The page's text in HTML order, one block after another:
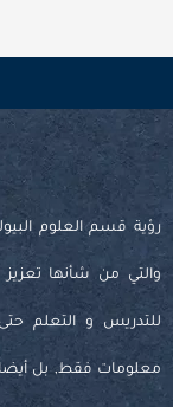
رؤية قسم العلوم
والتي من شأنها
للتدريس و التعلم
معلومات فقط, بل